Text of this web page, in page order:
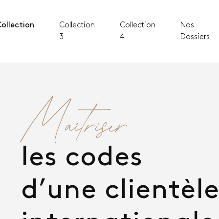
Collection
3
Collection
4
Nos
Dossiers
Maîtriser
les codes
d’une